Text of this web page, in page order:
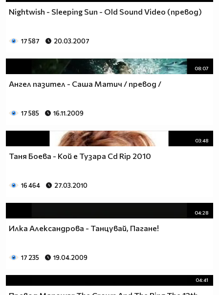
Nightwish - Sleeping Sun - Old Sound Video (превод)
17 587 20.03.2007
08:07
Ангел пазител - Саша Матич / превод /
17 585 16.11.2009
03:48
Таня Боева - Кой е Тузара Cd Rip 2010
16 464 27.03.2010
04:28
Илка Александрова - Танцувай, Пагане!
17 235 19.04.2009
04:41